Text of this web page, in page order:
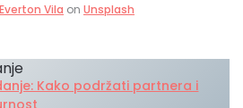
Everton Vila on Unsplash
Kako podržati partnera i